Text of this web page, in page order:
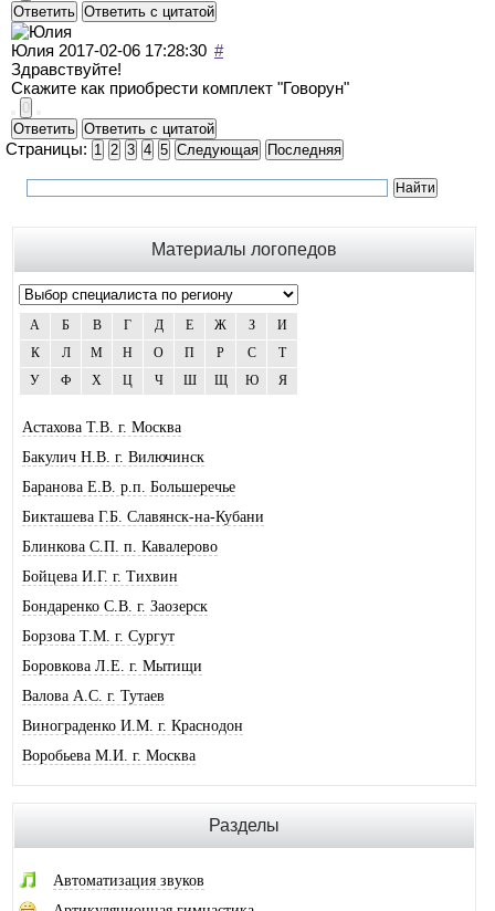
Ответить Ответить с цитатой
Юлия 2017-02-06 17:28:30 #
Здравствуйте!
Скажите как приобрести комплект "Говорун"
0
Ответить Ответить с цитатой
Страницы: 1 2 3 4 5 Следующая Последняя
Материалы логопедов
А Б В Г Д Е Ж З
И
К
Л М Н О П Р С
Т
У
Ф Х Ц Ч Ш Щ Ю Я
Астахова Т.В. г. Москва
Бакулич Н.В. г. Вилючинск
Баранова Е.В. р.п. Большеречье
Бикташева Г.Б. Славянск-на-Кубани
Блинкова С.П. п. Кавалерово
Бойцева И.Г. г. Тихвин
Бондаренко С.В. г. Заозерск
Борзова Т.М. г. Сургут
Боровкова Л.Е. г. Мытищи
Валова А.С. г. Тутаев
Винограденко И.М. г. Краснодон
Воробьева М.И. г. Москва
Гандрабура Н.В. г. Кишинев
Гвоздева Е.А. г. Москва
Головина А.И. г. Минусинск
Горлова О.В. г. Шимановск
Разделы
Автоматизация звуков